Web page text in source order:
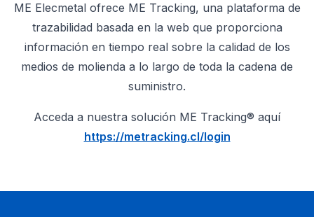
ME Elecmetal ofrece ME Tracking, una plataforma de
trazabilidad basada en la web que proporciona
información en tiempo real sobre la calidad de los
medios de molienda a lo largo de toda la cadena de
suministro.
Acceda a nuestra solución ME Tracking® aquí
https://metracking.cl/login